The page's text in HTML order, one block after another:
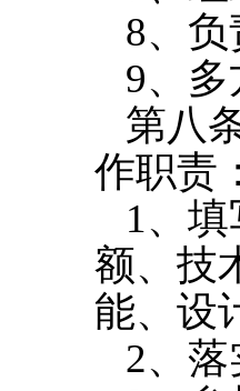
8、
9、
第八
作职责：
1、
额、技
能、设
2、